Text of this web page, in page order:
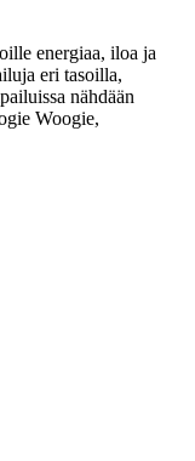
energiaa, iloa ja
eri tasoilla,
nähdään
Woogie,